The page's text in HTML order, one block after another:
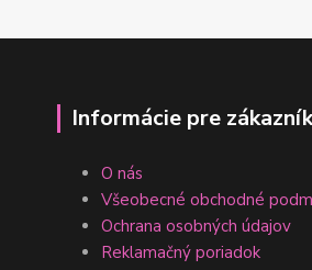
Informácie pre
O nás
Všeobecné obchodné
Ochrana osobných údajov
Reklamačný poriadok